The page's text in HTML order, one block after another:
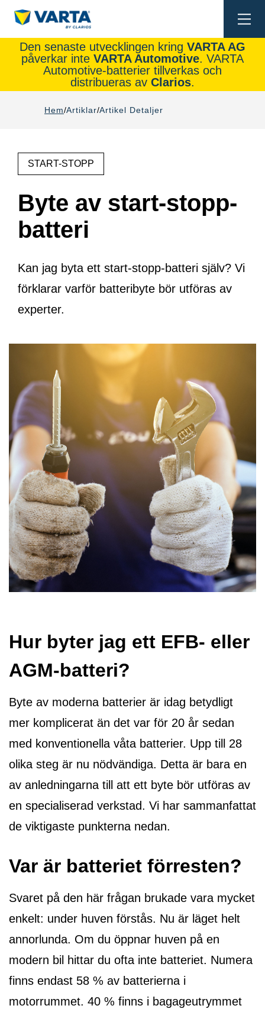
Den senaste utvecklingen kring VARTA AG
påverkar inte VARTA Automotive. VARTA
Automotive-batterier tillverkas och
distribueras av Clarios.
Hem Artiklar Artikel Detaljer
START-STOPP
Byte av start-stopp-
batteri
Kan jag byta ett start-stopp-batteri själv? Vi
förklarar varför batteribyte bör utföras av
experter.
Hur byter jag ett EFB- eller
AGM-batteri?
Byte av moderna batterier är idag betydligt
mer komplicerat än det var för 20 år sedan
med konventionella våta batterier. Upp till 28
olika steg är nu nödvändiga. Detta är bara en
av anledningarna till att ett byte bör utföras av
en specialiserad verkstad. Vi har sammanfattat
de viktigaste punkterna nedan.
Var är batteriet förresten?
Svaret på den här frågan brukade vara mycket
enkelt: under huven förstås. Nu är läget helt
annorlunda. Om du öppnar huven på en
modern bil hittar du ofta inte batteriet. Numera
finns endast 58 % av batterierna i
motorrummet. 40 % finns i bagageutrymmet